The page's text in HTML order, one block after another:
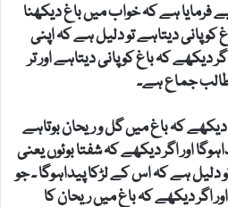
فرمایا ہے کہ خواب میں باغ دیکھنا
پانی دیتاہے تو دلیل ہے کہ اپنی
کہ باغ کو پانی دیتاہے اور تر
جماع ہے۔
کہ باغ میں گل و ریحان بوتاہے
اور اگر دیکھے کہ شفتا بوئوں یعنی
دلیل ہے کہ اس کے لڑکا پیداہوگا ۔ جو
اگر دیکھے کہ باغ میں ریحان کا